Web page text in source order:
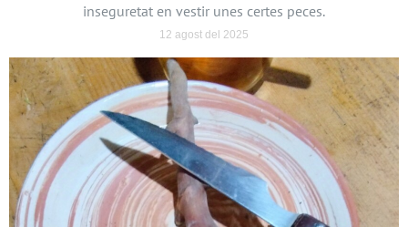
inseguretat en vestir unes certes peces.
12 agost del 2025